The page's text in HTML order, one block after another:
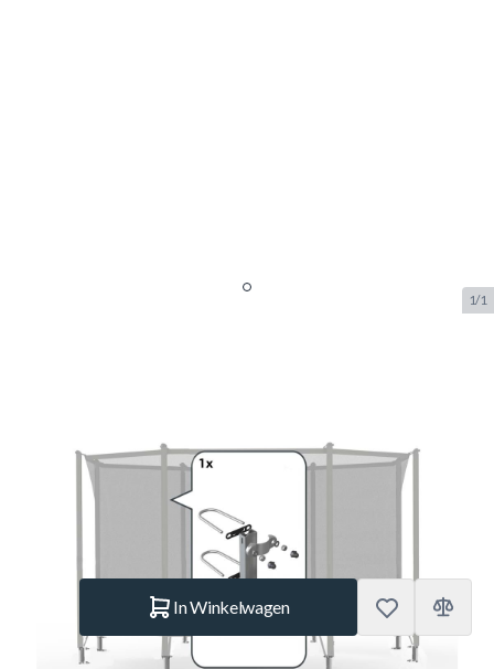
1/1
(95mm)
BERG.51.30.74.09
In Winkelwagen